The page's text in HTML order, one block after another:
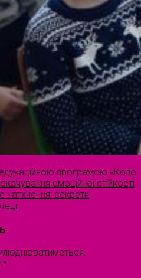
програмою «Коло
емоційної стійкості
секрети
*